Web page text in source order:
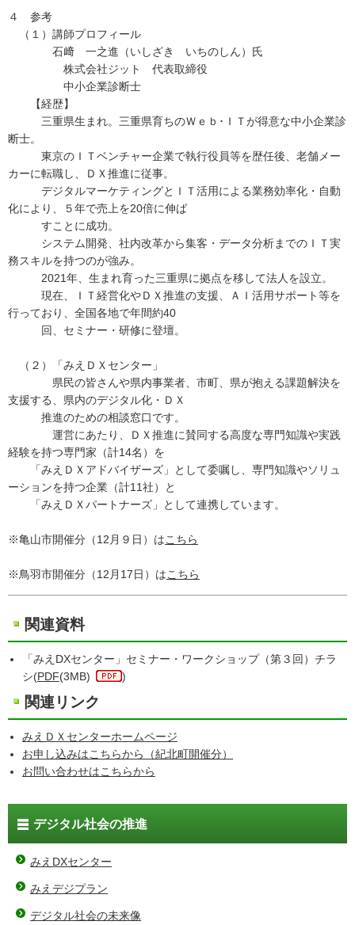
４ 参考
（１）講師プロフィール
石﨑 一之進（いしざき いちのしん）氏
株式会社ジット 代表取締役
中小企業診断士
【経歴】
三重県生まれ。三重県育ちのＷｅｂ･ＩＴが得意な中小企業診
断士。
東京のＩＴベンチャー企業で執行役員等を歴任後、老舗メー
カーに転職し、ＤＸ推進に従事。
デジタルマーケティングとＩＴ活用による業務効率化・自動
化により、５年で売上を20倍に伸ば
すことに成功。
システム開発、社内改革から集客・データ分析までのＩＴ実
務スキルを持つのが強み。
2021年、生まれ育った三重県に拠点を移して法人を設立。
現在、ＩＴ経営化やＤＸ推進の支援、ＡＩ活用サポート等を
行っており、全国各地で年間約40
回、セミナー・研修に登壇。
（２）「みえＤＸセンター」
県民の皆さんや県内事業者、市町、県が抱える課題解決を
支援する、県内のデジタル化・ＤＸ
推進のための相談窓口です。
運営にあたり、ＤＸ推進に賛同する高度な専門知識や実践
経験を持つ専門家（計14名）を
「みえＤＸアドバイザーズ」として委嘱し、専門知識やソリュ
ーションを持つ企業（計11社）と
「みえＤＸパートナーズ」として連携しています。
※亀山市開催分（12月９日）はこちら
※鳥羽市開催分（12月17日）はこちら
関連資料
「みえDXセンター」セミナー・ワークショップ（第３回）チラ
シ(PDF(3MB) )
関連リンク
みえＤＸセンターホームページ
お申し込みはこちらから（紀北町開催分）
お問い合わせはこちらから
デジタル社会の推進
みえDXセンター
みえデジプラン
デジタル社会の未来像